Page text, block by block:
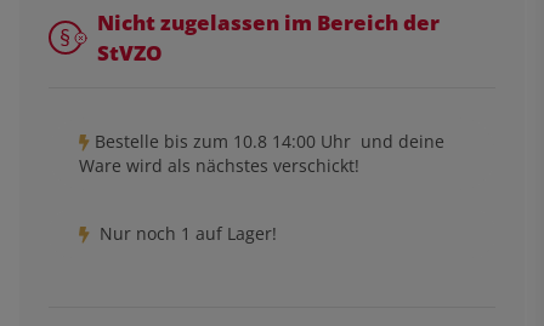
Nicht zugelassen im Bereich der
StVZO
Bestelle bis zum 10.8 14:00 Uhr und deine
Ware wird als nächstes verschickt!
Nur noch 1 auf Lager!